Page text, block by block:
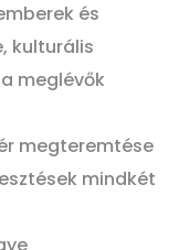
és
kulturális
meglévők
megteremtése
mindkét